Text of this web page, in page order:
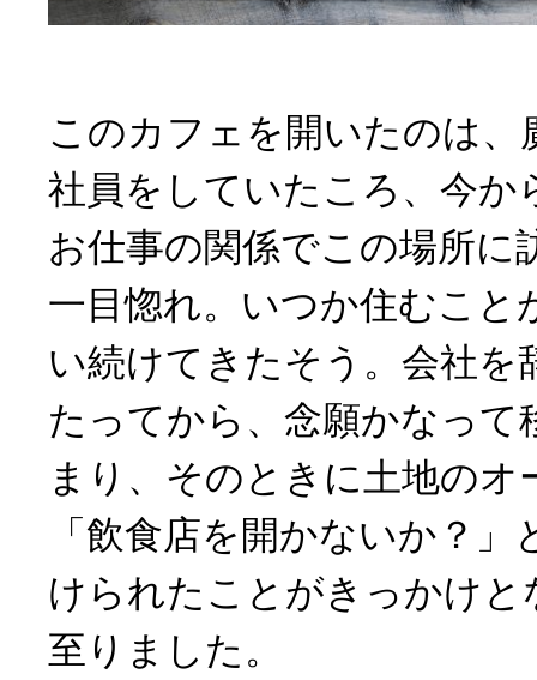
このカフェを開いたのは、
社員をしていたころ、今か
お仕事の関係でこの場所に
一目惚れ。いつか住むこと
い続けてきたそう。会社を
たってから、念願かなって
まり、そのときに土地のオ
「飲食店を開かないか？
けられたことがきっかけ
至りました。